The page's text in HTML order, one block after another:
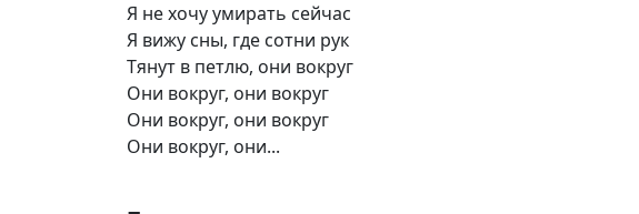
Я не хочу умирать сейчас
Я вижу сны, где сотни рук
Тянут в петлю, они вокруг
Они вокруг, они вокруг
Они вокруг, они вокруг
Они вокруг, они...